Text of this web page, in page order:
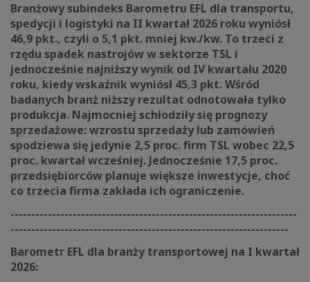
Branżowy subindeks Barometru EFL dla transportu,
spedycji i logistyki na II kwartał 2026 roku wyniósł
46,9 pkt., czyli o 5,1 pkt. mniej kw./kw. To trzeci z
rzędu spadek nastrojów w sektorze TSL i
jednocześnie najniższy wynik od IV kwartału 2020
roku, kiedy wskaźnik wyniósł 45,3 pkt. Wśród
badanych branż niższy rezultat odnotowała tylko
produkcja. Najmocniej schłodziły się prognozy
sprzedażowe: wzrostu sprzedaży lub zamówień
spodziewa się jedynie 2,5 proc. firm TSL wobec 22,5
proc. kwartał wcześniej. Jednocześnie 17,5 proc.
przedsiębiorców planuje większe inwestycje, choć
co trzecia firma zakłada ich ograniczenie.
---------------------------------------------------------------------
-------------------------------------------------------------------
Barometr EFL dla branży transportowej na I kwartał
2026: